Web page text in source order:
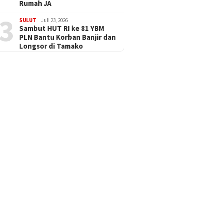
Rumah JA
SULUT Juli 23, 2026
Sambut HUT RI ke 81 YBM
PLN Bantu Korban Banjir dan
Longsor di Tamako